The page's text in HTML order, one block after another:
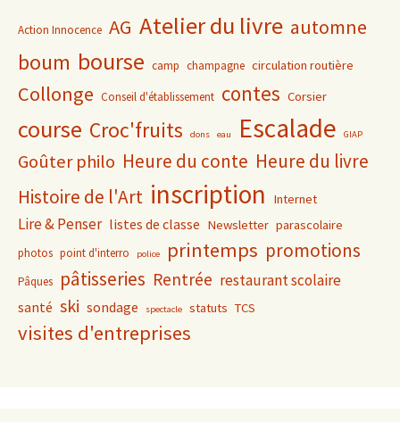
Action Innocence AG Atelier du livre automne
boum bourse camp champagne circulation routière
Collonge Conseil d'établissement contes Corsier
course Croc'fruits dons eau Escalade GIAP
Goûter philo Heure du conte Heure du livre
Histoire de l'Art inscription Internet
Lire & Penser listes de classe Newsletter parascolaire
photos point d'interro police printemps promotions
Pâques pâtisseries Rentrée restaurant scolaire
santé ski sondage spectacle statuts TCS
visites d'entreprises